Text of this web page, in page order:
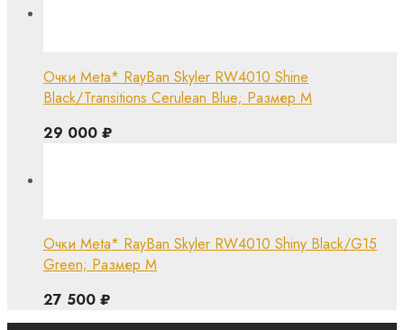
Очки Meta* RayBan Skyler RW4010 Shine
Black/Transitions Cerulean Blue; Размер М
29 000 ₽
Очки Meta* RayBan Skyler RW4010 Shiny Black/G15
Green; Размер M
27 500 ₽